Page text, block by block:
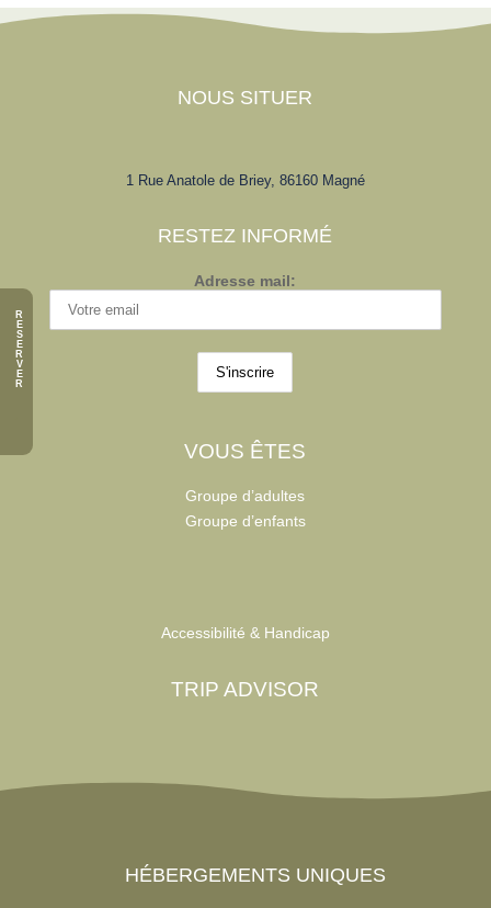
NOUS SITUER
1 Rue Anatole de Briey, 86160 Magné
RESTEZ INFORMÉ
Adresse mail:
VOUS ÊTES
Groupe d’adultes
Groupe d’enfants
Accessibilité & Handicap
TRIP ADVISOR
HÉBERGEMENTS UNIQUES
R
E
S
E
R
V
E
R